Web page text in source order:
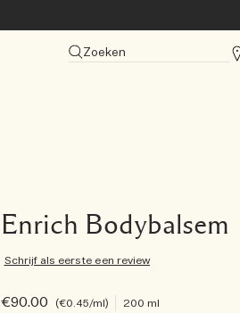
Zoeken
Enrich Bodybalsem
Schrijf als eerste een review
€90.00 €0.45/ml 200 ml